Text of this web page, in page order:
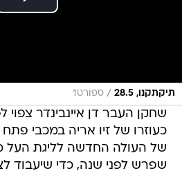
תיקתקנו, 28.5 / ספורט1
שחקן העבר דן איינבינדר צפוי
כעוזרו של זיו אריה במכבי
של העולה החדשה לליגת העל
שפרש לפני שנה, כדי שיעבוד